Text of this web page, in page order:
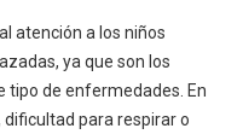
atención a los niños
ya que son los
tipo de enfermedades. En
para respirar o